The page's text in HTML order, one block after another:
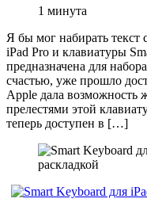
1 минута
Я бы мог набирать
iPad Pro и клавиатуры
предназначена для
счастью, уже прошло
Apple дала возможность
прелестями этой
теперь доступен в […]